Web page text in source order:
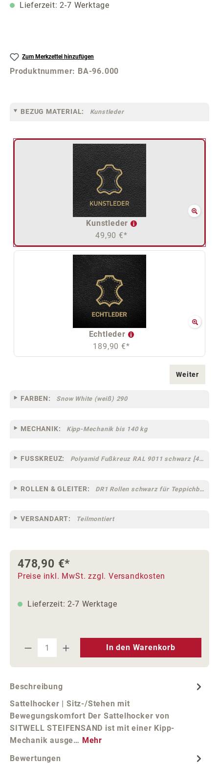
Lieferzeit: 2-7 Werktage
Zum Merkzettel hinzufügen
Produktnummer: BA-96.000
BEZUG MATERIAL: Kunstleder
Kunstleder
49,90 €*
Echtleder
189,90 €*
Weiter
FARBEN: Snow White (weiß) 290
MECHANIK: Kipp-Mechanik bis 140 kg
FUSSKREUZ: Polyamid Fußkreuz RAL 9011 schwarz [44]
ROLLEN & GLEITER: DR1 Rollen schwarz für Teppichböden [10]
VERSANDART: Teilmontiert
478,90 €*
Preise inkl. MwSt. zzgl. Versandkosten
Lieferzeit: 2-7 Werktage
Produkt Anzahl: Gib den
In den Warenkorb
Beschreibung
Sattelhocker | Sitz-/Stehen mit
Bewegungskomfort Der Sattelhocker von
SITWELL STEIFENSAND ist mit einer Kipp-
Mechanik ausge… Mehr
Bewertungen